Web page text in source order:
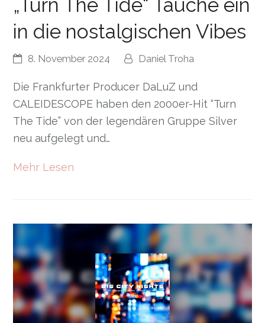
„Turn The Tide“ Tauche ein
in die nostalgischen Vibes
8. November 2024 Daniel Troha
Die Frankfurter Producer DaLuZ und
CALEIDESCOPE haben den 2000er-Hit “Turn
The Tide” von der legendären Gruppe Silver
neu aufgelegt und…
Mehr Lesen